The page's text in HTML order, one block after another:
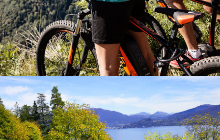
E-BIKE
Scopri i numerosi itinerari percorribili su due ruote, tra